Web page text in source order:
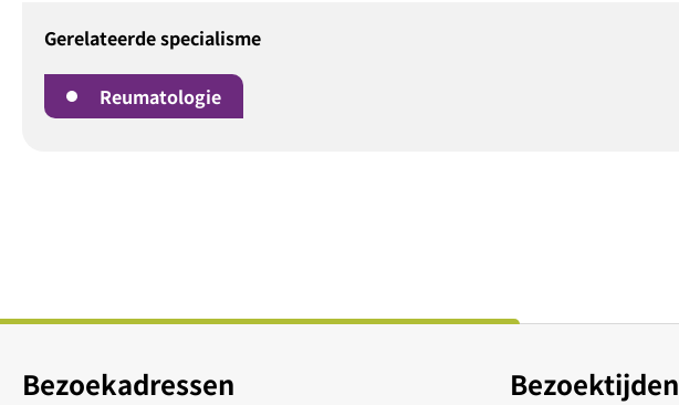
Gerelateerde specialisme
Reumatologie
Bezoekadressen Bezoektijden